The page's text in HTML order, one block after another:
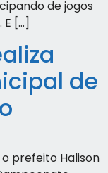
de jogos
[…]
de
prefeito Halison